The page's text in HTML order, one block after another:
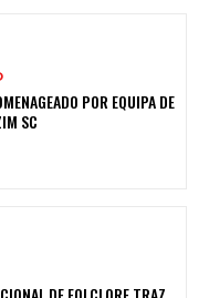
POR EQUIPA DE
SC